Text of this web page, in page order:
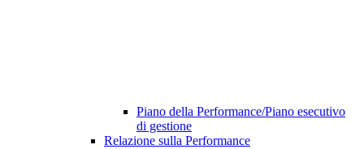
Piano della Performance/Piano esecutivo
di gestione
Relazione sulla Performance